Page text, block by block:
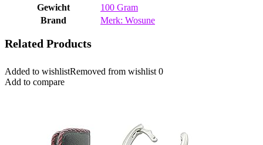
Gewicht
‎100 Gram
Brand
Merk: Wosune
Related Products
Added to wishlistRemoved from wishlist 0
Add to compare